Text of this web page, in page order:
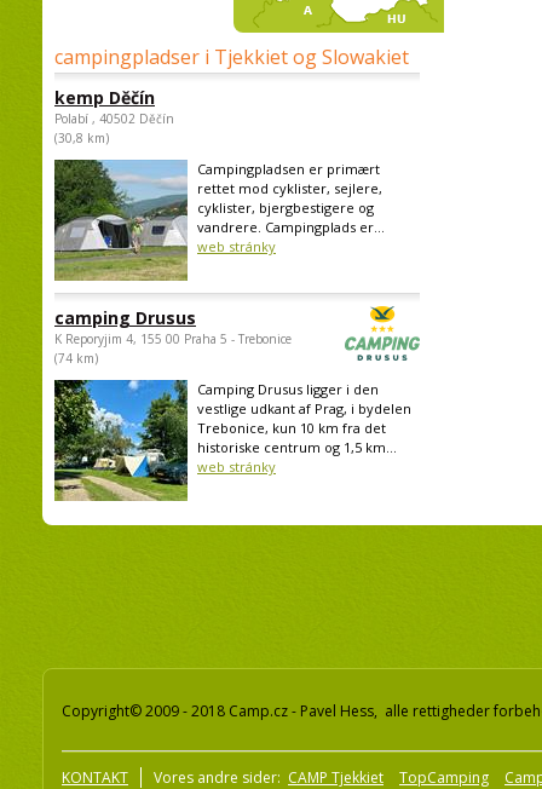
campingpladser i Tjekkiet og Slowakiet
kemp Děčín
Polabí , 40502 Děčín
(30,8 km)
Campingpladsen er primært
rettet mod cyklister, sejlere,
cyklister, bjergbestigere og
vandrere. Campingplads er...
web stránky
camping Drusus
K Reporyjim 4, 155 00 Praha 5 - Trebonice
(74 km)
Camping Drusus ligger i den
vestlige udkant af Prag, i bydelen
Trebonice, kun 10 km fra det
historiske centrum og 1,5 km...
web stránky
Copyright© 2009 - 2018 Camp.cz - Pavel Hess, alle rettigheder
KONTAKT Vores andre sider: CAMP Tjekkiet TopCamping